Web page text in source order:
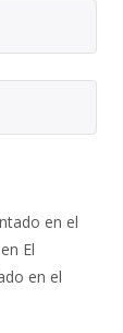
en el
en El
en el